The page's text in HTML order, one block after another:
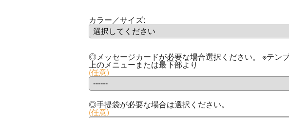
カラー／サイズ:
◎メッセージカードが必要な場合選択ください。 ※テン
上のメニューまたは最下部より
(任意)
◎手提袋が必要な場合は選択ください。
(任意)